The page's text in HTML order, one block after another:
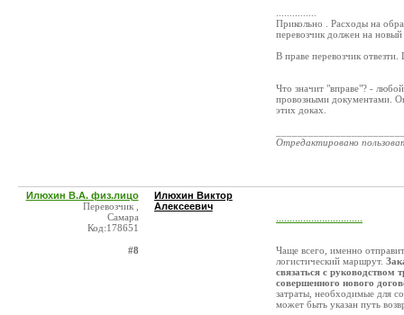
Прикольно . Расходы на
перевозчик должен на новый
В праве перевозчик отвезти.
Что значит "вправе"? -
провозными документами.
этих доках.
Отредактировано
Илюхин В.А. физ.лицо
Перевозчик ,
Самара
Код:178651
#8
Илюхин Виктор
Алексеевич
Чаще всего, именно
логистический маршрут.
связаться с руководством
совершенного нового
затраты, необходимые для
может быть указан путь